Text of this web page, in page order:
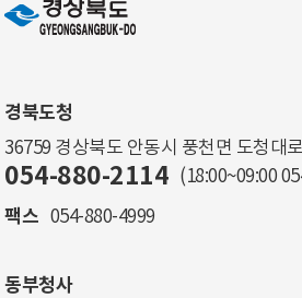
경북도청
36759 경상북도 안동시 풍천면 도청대
054-880-2114 (18:00~09:00
팩스 054-880-4999
동부청사